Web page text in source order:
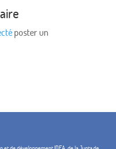
poster un